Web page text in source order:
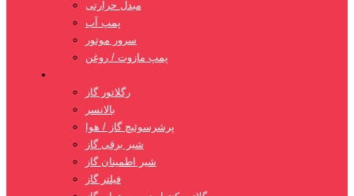
مبدل حرارتی
پمپ آب
سرور موتور
پمپ مازوت / روغن
رگلاتور گاز
بالانسر
پرشرسوئیچ گاز / هوا
شیر برقی گاز
شیر اطمینان گاز
فیلتر گاز